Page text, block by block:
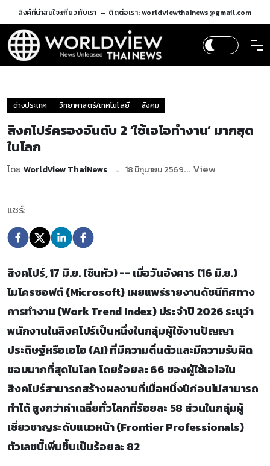
ลิงค์ที่น่าสนใจ:เกี่ยวกับเรา ติดต่อเรา: worldviewthainews@gmail.com
ต่างประเทศ วิทยาศาสตร์/เทคโนโลยี สังคม
สิงคโปร์ครองอันดับ 2 ‘ใช้เอไอทำงาน’ มากสุด
ในโลก
โดย WorldView ThaiNews 18 มิถุนายน 2569... View
แชร์:
สิงคโปร์, 17 มิ.ย. (ซินหัว) -- เมื่อวันอังคาร (16 มิ.ย.)
ไมโครซอฟต์ (Microsoft) เผยแพร่รายงานดัชนีทิศทาง
การทำงาน (Work Trend Index) ประจำปี 2026 ระบุว่า
พนักงานในสิงคโปร์เป็นหนึ่งในกลุ่มผู้ใช้งานปัญญา
ประดิษฐ์หรือเอไอ (AI) ที่มีความตื่นตัวและมีความรับผิด
ชอบมากที่สุดในโลก โดยร้อยละ 66 ของผู้ใช้เอไอใน
สิงคโปร์สามารถสร้างผลงานที่เมื่อหนึ่งปีก่อนไม่สามารถ
ทำได้ สูงกว่าค่าเฉลี่ยทั่วโลกที่ร้อยละ 58 ส่วนในกลุ่มผู้
เชี่ยวชาญระดับแนวหน้า (Frontier Professionals)
ตัวเลขนี้เพิ่มขึ้นเป็นร้อยละ 82